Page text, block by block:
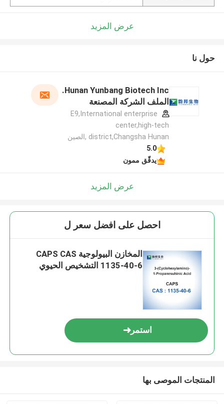
عرض المزيد
حول نا
Hunan Yunbang Biotech Inc.
الملف الشركة المصنعة
E9,International enterprise
center,high-tech
district,Changsha Hunan ,الصين
5.0
يدقّق ممون
عرض المزيد
احصل على افضل سعر ل
المخازن البيولوجية CAPS CAS
1135-40-6 التشخيص الحيوي
استمر
المنتجات الموصى بها